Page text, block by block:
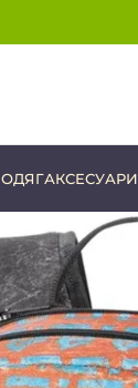
ОДЯГАКСЕСУАРИ